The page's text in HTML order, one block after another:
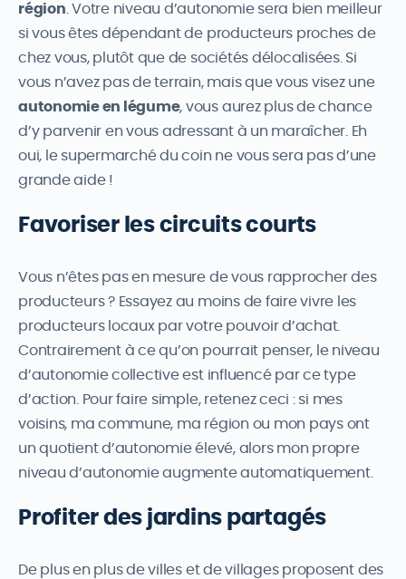
région . Votre niveau d’autonomie sera bien meilleur
si vous êtes dépendant de producteurs proches de
chez vous, plutôt que de sociétés délocalisées. Si
vous n’avez pas de terrain, mais que vous visez une
autonomie en légume, vous aurez plus de chance
d’y parvenir en vous adressant à un maraîcher. Eh
oui, le supermarché du coin ne vous sera pas d’une
grande aide !
Favoriser les circuits courts
Vous n’êtes pas en mesure de vous rapprocher des
producteurs ? Essayez au moins de faire vivre les
producteurs locaux par votre pouvoir d’achat.
Contrairement à ce qu’on pourrait penser, le niveau
d’autonomie collective est influencé par ce type
d’action. Pour faire simple, retenez ceci : si mes
voisins, ma commune, ma région ou mon pays ont
un quotient d’autonomie élevé, alors mon propre
niveau d’autonomie augmente automatiquement.
Profiter des jardins partagés
De plus en plus de villes et de villages proposent des